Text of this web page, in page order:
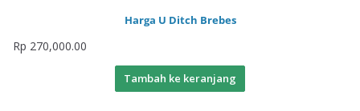
Harga U Ditch Brebes
Rp 270,000.00
Tambah ke keranjang